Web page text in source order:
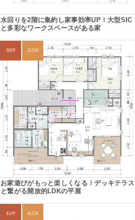
水回りを2階に集約し家事効率UP！大型SIC
と多彩なワークスペースがある家
30坪 2LDK
お家遊びがもっと楽しくなる！デッキテラス
と繋がる開放的LDKの平屋
41坪 4LDK